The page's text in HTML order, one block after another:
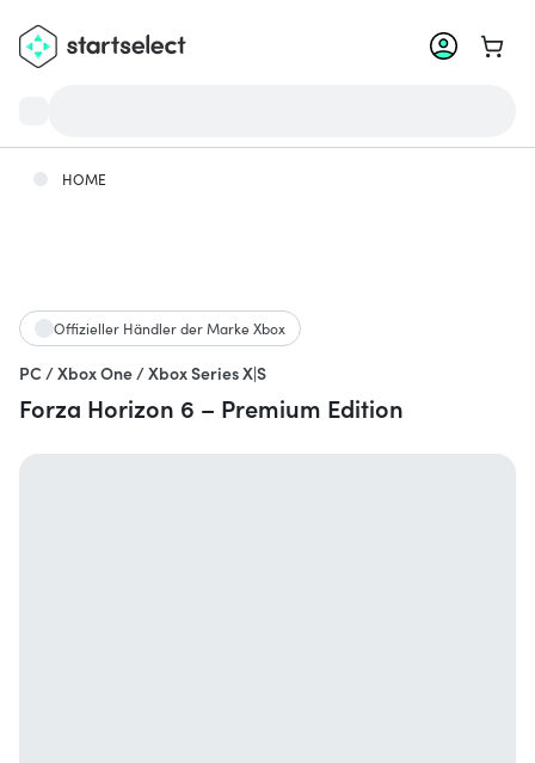
Zum
HOME
Offizieller Händler der Marke Xbox
PC / Xbox One / Xbox Series X|S
Forza Horizon 6 – Premium Edition